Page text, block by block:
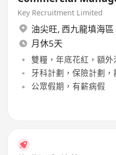
/ Civil / E&M)
Key Recruitment Limited
油尖旺, 西九龍填海區
月休5天
雙糧，年底花紅，額外
牙科計劃，保險計劃
公眾假期，有薪病假